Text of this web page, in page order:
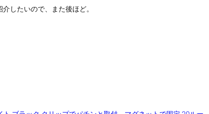
したいので、また後ほど。